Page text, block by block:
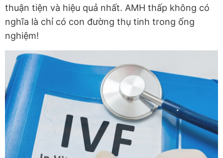
thuận tiện và hiệu quả nhất. AMH thấp không có
nghĩa là chỉ có con đường thụ tinh trong ống
nghiệm!